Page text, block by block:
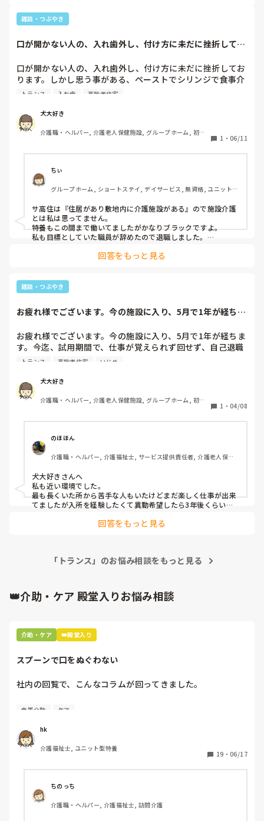
雑談・つぶやき
口が開かない人の、入れ歯外し、付け方に未だに挫折してお
口が開かない人の、入れ歯外し、付け方に未だに挫折してお
ります。しかし思う事がある、ペーストでシリンジで食事介
助してるんだから、入れ歯なくてもいいんじゃね。前の老健
入れ歯の人いたが、つけなかった。ペーストだから、いらな
い、いらないって言われて、歯磨きは、口腔ケアシートで、
口の中をくるっとしてました。口腔、前の老健の方が、簡単
磨き、口腔ケアシートで、周りを拭き取る感じでした。
老健から、サービス高齢者住宅への転職、前の老健では、ベ
ッドから車椅子のトランスも、きちんとスタッフ全員が、き
ちんと身体を体交して、足を下ろして、1..2..3で、起こして
いた。そのあとは、自分のやりやすいトランスの仕方でいい
と言われて、しかし今は、ベッドから、体交を取らず、いき
なり足を下ろしてしまう、勿論、私は、やりにくいので、体
方としては、間違えていないので、誰1人、文句を言う人は
んだけど、今の施設では、声がけして足下ろしておきますよ
だったり、いきなり足おろさず、起きますよだったり、基本
苦手な自分として、腰がやられないやり方を、学んでいる自
が、未だにみつかりません。
持病として、膝に病があるし、アトピー性皮膚炎の合併症
くから、新しい病をなるべく増やしたくないし。
本当、目標とする職員が、いない施設でやっていけるのかな
かなあと、最近感じてきました。サービス高齢者住宅って、
介護度は、老健より低いけど、特養なのかなぁって、だって
一応、利用者にとっては、住宅ですからね。
サービス高齢者住宅って、何なんやろ。施設介護との違い
が、わかりません。
トランス 入れ歯 高齢者住宅
犬大好き
介護職・ヘルパー, 介護老人保健施設, グループホーム, 初任
1 ・ 06/11
ちぃ
グループホーム, ショートステイ, デイサービス, 無資格, ユニット型
サ高住は『住居があり敷地内に介護施設がある』ので施設介護
とは私は思ってません。
特養もこの間まで働いてましたがかなりブラックですよ。
私も目標としていた職員が辞めたので退職しました。
老健が1番移乗には気を使ってる気がします。
犬大好きさんにとって良い施設が見つかりますように。
回答をもっと見る
雑談・つぶやき
お疲れ様でございます。今の施設に入り、5月で1年が経ちま
お疲れ様でございます。今の施設に入り、5月で1年が経ちま
す。今迄、試用期間で、仕事が覚えられず回せず、自己退職
させられてきましたけど、今の施設に入る前、老健にいて、
ほど、経験させてもらってきました。そこで、自分がすぐに
ヘルプを呼べる環境や、自分の介護技術のレベルなど、わか
りました。
今の施設は、直ぐにヘルプを呼べば直ぐに来てくれます。サ
ービス高齢者住宅なので、訪問介護は、2人しかいないので
すが、トランスする時に、コールがなってしまい、もう1人
大丈夫ーーーー。
大丈夫ーーーー、なっちゃたー。
戻そうとしたら、トランス拒否が、暴れまくってトランス拒
否に、なってるので、
申し訳ないですが、ヘルプお願いできますか？というと、
ッフは、信用できる仲間かなと、感じてます。嫌いな奴は嫌
でも話せるような人です。
以前の老健で、主任が介護は１人ではできないんだよって、
今の管理者は、口に表には出しませんが、それをきちんとわ
きまえてくれています。
トランス 高齢者住宅 いじめ
犬大好き
介護職・ヘルパー, 介護老人保健施設, グループホーム, 初任
1 ・ 04/08
のほほん
介護職・ヘルパー, 介護福祉士, サービス提供責任者, 介護老人保健
者研修
犬大好きさんへ
私も近い環境でした。
最も長くいた所から苦手な人もいたけどまだ楽しく仕事が出来
てましたが入所を経験したくて異動希望したら3年後くらいに
とする頃にメンタルがやられてメニエール病になり仕事辞めよ
フォローしてくれる人がいると安心です！
回答をもっと見る
「トランス」のお悩み相談をもっと見る
👑介助・ケア 殿堂入りお悩み相談
介助・ケア 👑殿堂入り
スプーンで口をぬぐわない
社内の回覧で、こんなコラムが回ってきました。
[スプーンで口をぬぐわない]
自分やっちゃってるなと思いました。
皆さんはどうですか⁇
食事介助 ケア
hk
介護福祉士, ユニット型特養
19 ・ 06/17
ちのっち
介護職・ヘルパー, 介護福祉士, 訪問介護